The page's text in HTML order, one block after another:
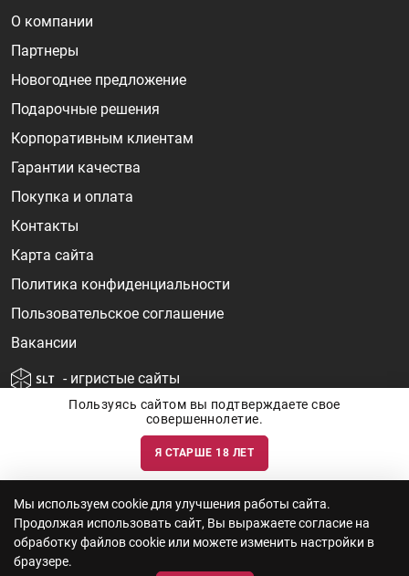
О компании
Партнеры
Новогоднее предложение
Подарочные решения
Корпоративным клиентам
Гарантии качества
Покупка и оплата
Контакты
Карта сайта
Политика конфиденциальности
Пользовательское соглашение
Вакансии
- игристые сайты
Информация о ценах и наличии товаров носит ознакомительный
характер и может быть не точной. Цены на импортные товары особенно
актуальности наличия товаров и цен вы так же можете уточнить по
телефону+7 (812) 715 06-66с 11-22 ежедневно.
ООО "Винум" ИНН 7814473915, Лицензия на торговлю алкоголем: №
серия 78АА №0012735, регистрационный номер 78РПА000752 от
12.10.2023 действует по 11.10.2028
Пользуясь сайтом вы подтверждаете свое
совершеннолетие.
Я СТАРШЕ 18 ЛЕТ
Мы используем cookie для улучшения работы сайта.
Продолжая использовать сайт, Вы выражаете согласие на
обработку файлов cookie или можете изменить настройки в
браузере.